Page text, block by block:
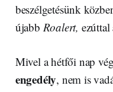
beszélgetésünk
újabb Roalert, ezúttal
Mivel a hétfői nap
engedély, nem is